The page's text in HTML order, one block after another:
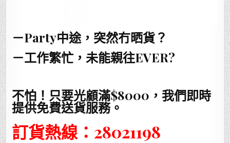
－Party中途，突然冇晒貨？
－工作繁忙，未能親往EVER?
不怕！只要光顧滿$8000，我們即時
提供免費送貨服務。
訂貨熱線：28021198